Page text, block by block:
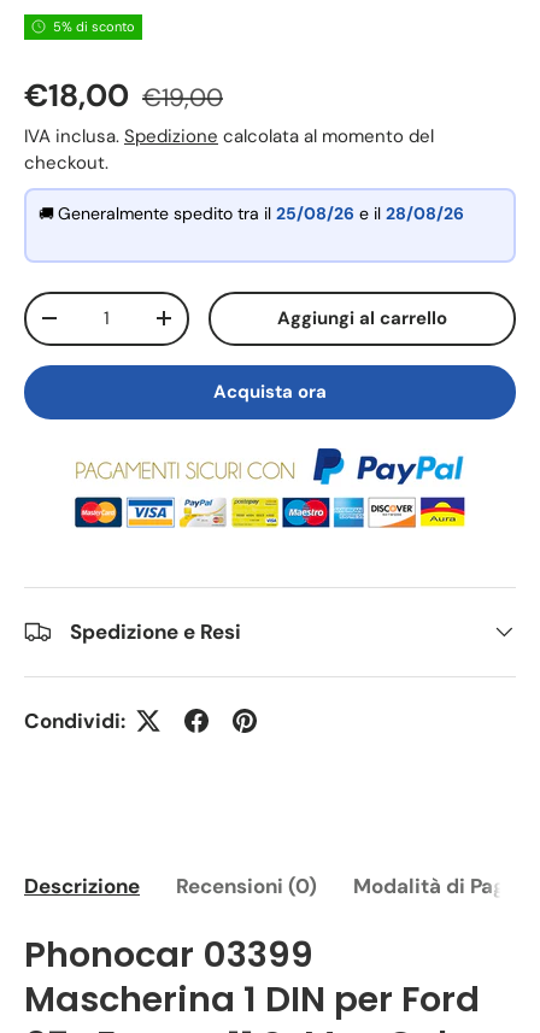
5% di sconto
€18,00 €19,00
IVA inclusa. Spedizione calcolata al momento del
checkout.
🚚Generalmente spedito tra il 25/08/26 e il 28/08/26
Q.tà
-
+ Aggiungi al carrello
Acquista ora
Spedizione e Resi
Condividi:
Descrizione Recensioni (0) Modalità di
Phonocar 03399
Mascherina 1 DIN per Ford